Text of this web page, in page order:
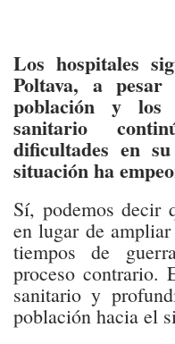
Los hospitales
Poltava, a
población y los
sanitario
dificultades en
situación ha
Sí, podemos decir
en lugar de
tiempos de
proceso contrario.
sanitario y
población hacia el